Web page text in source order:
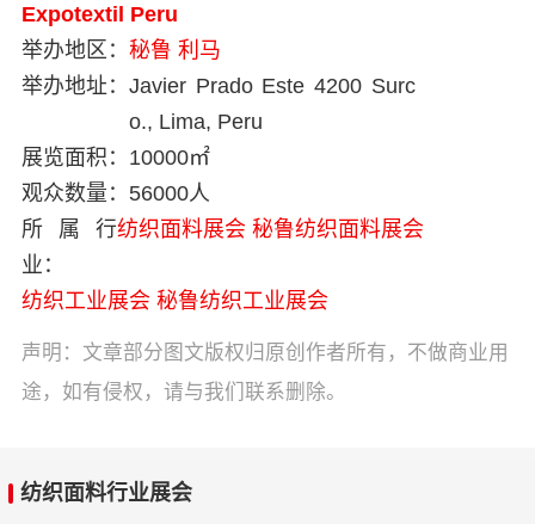
Expotextil Peru
举办地区： 秘鲁 利马
举办地址： Javier Prado Este 4200 Surc
o., Lima, Peru
展览面积： 10000㎡
观众数量： 56000人
所属行
业：
纺织面料展会 秘鲁纺织面料展会
纺织工业展会 秘鲁纺织工业展会
声明：文章部分图文版权归原创作者所有，不做商业用
途，如有侵权，请与我们联系删除。
纺织面料行业展会